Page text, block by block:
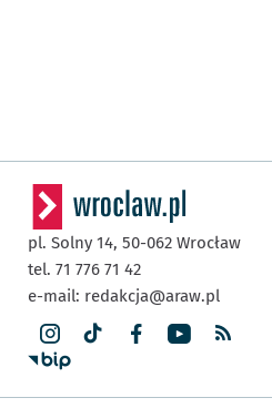
pl. Solny 14, 50-062 Wrocław
tel. 71 776 71 42
e-mail: redakcja@araw.pl